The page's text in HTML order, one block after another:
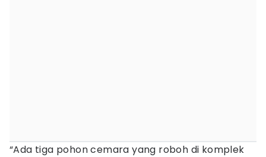
“Ada tiga pohon cemara yang roboh di komplek